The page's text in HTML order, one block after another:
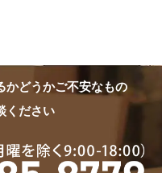
かどうかご不安なもの
ください